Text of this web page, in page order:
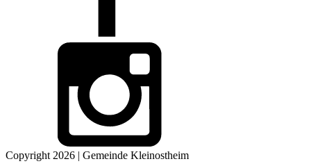
Copyright 2026 | Gemeinde Kleinostheim